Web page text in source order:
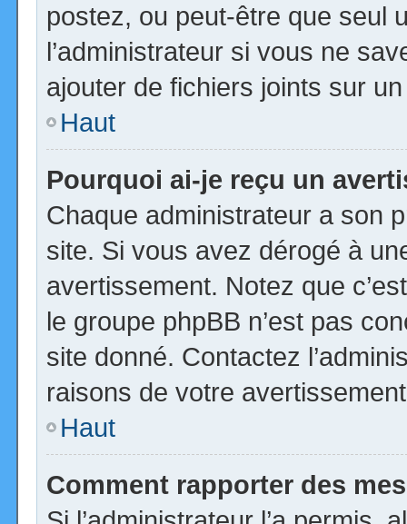
postez, ou peut-être que seul
l’administrateur si vous ne
ajouter de fichiers joints sur
Haut
Pourquoi ai-je reçu un
Chaque administrateur a son
site. Si vous avez dérogé à
avertissement. Notez que
le groupe phpBB n’est pas
site donné. Contactez
raisons de votre
Haut
Comment rapporter des